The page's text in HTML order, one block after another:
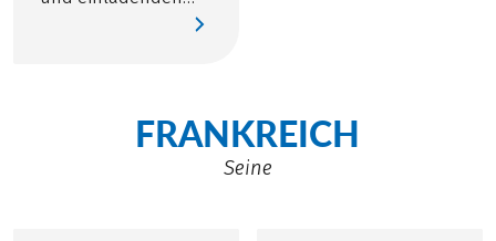
FRANKREICH
Seine